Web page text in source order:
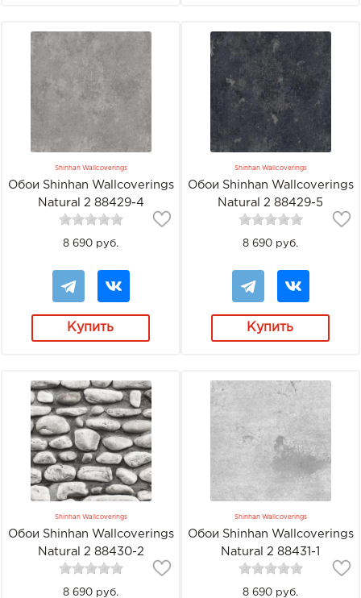
Shinhan Wallcoverings
Обои Shinhan Wallcoverings
Natural 2 88429-4
8 690 руб.
Купить
Shinhan Wallcoverings
Обои Shinhan Wallcoverings
Natural 2 88429-5
8 690 руб.
Купить
Shinhan Wallcoverings
Обои Shinhan Wallcoverings
Natural 2 88430-2
8 690 руб.
Shinhan Wallcoverings
Обои Shinhan Wallcoverings
Natural 2 88431-1
8 690 руб.